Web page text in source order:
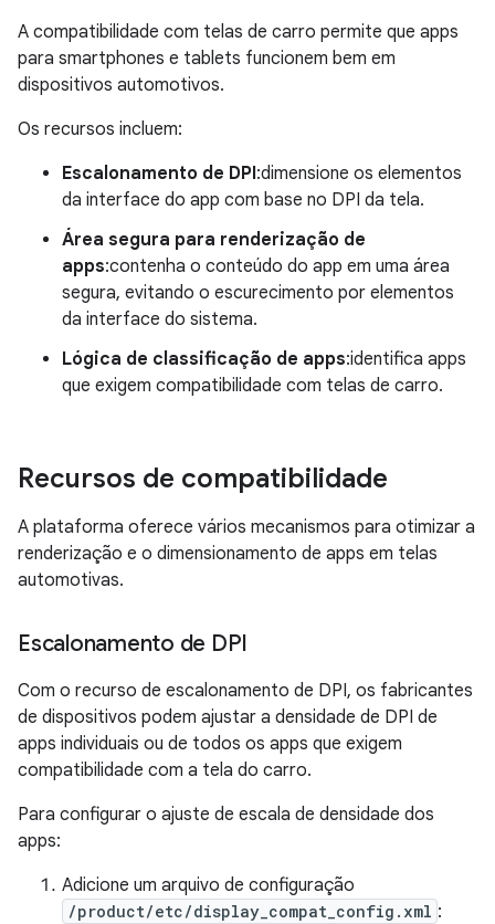
A compatibilidade com telas de carro permite que apps
para smartphones e tablets funcionem bem em
dispositivos automotivos.
Os recursos incluem:
Escalonamento de DPI:dimensione os elementos
da interface do app com base no DPI da tela.
Área segura para renderização de
apps:contenha o conteúdo do app em uma área
segura, evitando o escurecimento por elementos
da interface do sistema.
Lógica de classificação de apps:identifica apps
que exigem compatibilidade com telas de carro.
Recursos de compatibilidade
A plataforma oferece vários mecanismos para otimizar a
renderização e o dimensionamento de apps em telas
automotivas.
Escalonamento de DPI
Com o recurso de escalonamento de DPI, os fabricantes
de dispositivos podem ajustar a densidade de DPI de
apps individuais ou de todos os apps que exigem
compatibilidade com a tela do carro.
Para configurar o ajuste de escala de densidade dos
apps:
Adicione um arquivo de configuração
/product/etc/display_compat_config.xml :